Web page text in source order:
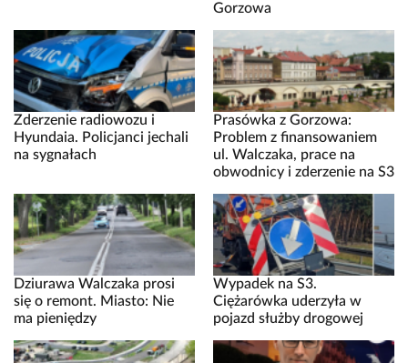
Gorzowa
Zderzenie radiowozu i
Hyundaia. Policjanci jechali
na sygnałach
Prasówka z Gorzowa:
Problem z finansowaniem
ul. Walczaka, prace na
obwodnicy i zderzenie na S3
Dziurawa Walczaka prosi
się o remont. Miasto: Nie
ma pieniędzy
Wypadek na S3.
Ciężarówka uderzyła w
pojazd służby drogowej